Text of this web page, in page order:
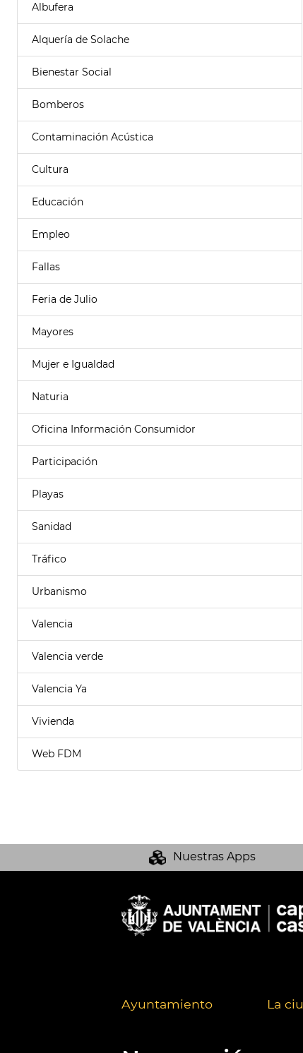
Albufera
Alquería de Solache
Bienestar Social
Bomberos
Contaminación Acústica
Cultura
Educación
Empleo
Fallas
Feria de Julio
Mayores
Mujer e Igualdad
Naturia
Oficina Información Consumidor
Participación
Playas
Sanidad
Tráfico
Urbanismo
Valencia
Valencia verde
Valencia Ya
Vivienda
Web FDM
Nuestras Apps
Ayuntamiento La